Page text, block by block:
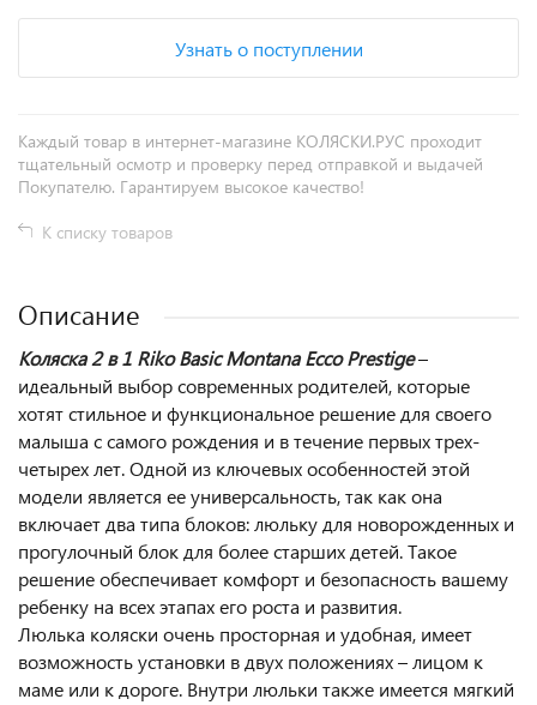
Узнать о поступлении
Каждый товар в интернет-магазине КОЛЯСКИ.РУС проходит
тщательный осмотр и проверку перед отправкой и выдачей
Покупателю. Гарантируем высокое качество!
К списку товаров
Описание
Коляска 2 в 1 Riko Basic Montana Ecco Prestige–
идеальный выбор современных родителей, которые
хотят стильное и функциональное решение для своего
малыша с самого рождения и в течение первых трех-
четырех лет. Одной из ключевых особенностей этой
модели является ее универсальность, так как она
включает два типа блоков: люльку для новорожденных и
прогулочный блок для более старших детей. Такое
решение обеспечивает комфорт и безопасность вашему
ребенку на всех этапах его роста и развития.
Люлька коляски очень просторная и удобная, имеет
возможность установки в двух положениях – лицом к
маме или к дороге. Внутри люльки также имеется мягкий